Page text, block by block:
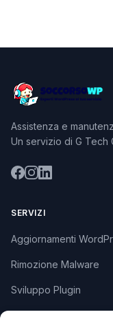
Assistenza e
Un servizio di G Tech
SERVIZI
Aggiornamenti
Rimozione Malware
Sviluppo Plugin